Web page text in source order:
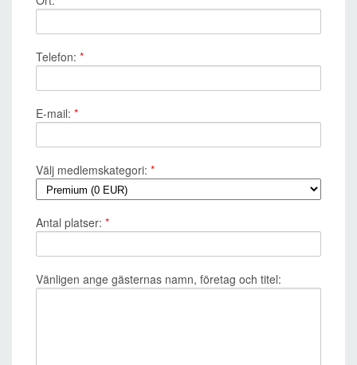
Telefon: *
E-mail: *
Välj medlemskategori: *
Antal platser: *
Vänligen ange gästernas namn, företag och titel: